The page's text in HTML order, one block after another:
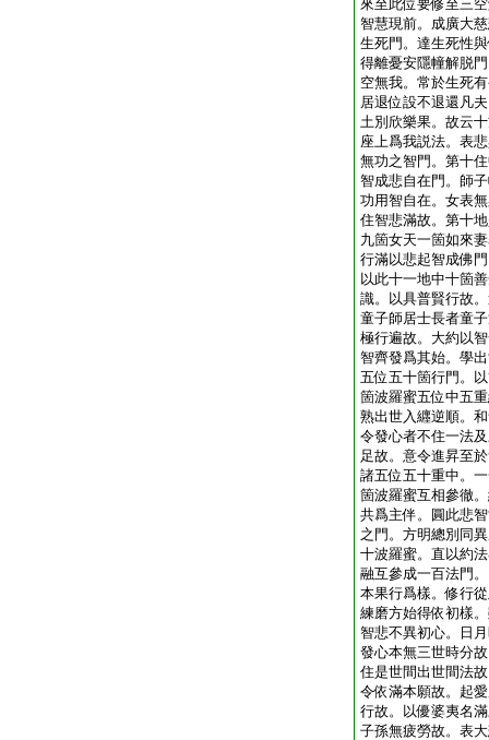
來至此位要修至三
智慧現前。成廣大
生死門。達生死性
得離憂安隱幢解脱
空無我。常於生死
居退位設不退還凡
土別欣樂果。故云
座上爲我説法。表
無功之智門。第十
智成悲自在門。師
功用智自在。女表
住智悲滿故。第十
九箇女天一箇如來
行滿以悲起智成佛
以此十一地中十箇
識。以具普賢行故
童子師居士長者童
極行遍故。大約以
智齊發爲其始。學
五位五十箇行門。
箇波羅蜜五位中五
熟出世入纒逆順。
令發心者不住一法
足故。意令進昇至
諸五位五十重中。
箇波羅蜜互相參徹
共爲主伴。圓此悲
之門。方明總別同
十波羅蜜。直以約
融互參成一百法門
本果行爲樣。修行
練磨方始得依初樣
智悲不異初心。日
發心本無三世時分
住是世間出世間法
令依滿本願故。起
行故。以優婆夷名
子孫無疲勞故。表